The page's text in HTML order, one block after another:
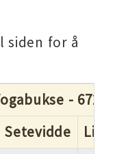
siden for å
- 67202
Setevidde